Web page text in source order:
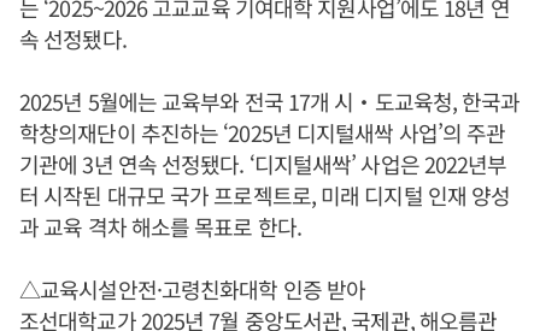
는 ‘2025~2026 고교교육 기여대학 지원사업’에도 18년 연
속 선정됐다.
2025년 5월에는 교육부와 전국 17개 시‧도교육청, 한국과
학창의재단이 추진하는 ‘2025년 디지털새싹 사업’의 주관
기관에 3년 연속 선정됐다. ‘디지털새싹’ 사업은 2022년부
터 시작된 대규모 국가 프로젝트로, 미래 디지털 인재 양성
과 교육 격차 해소를 목표로 한다.
△교육시설안전·고령친화대학 인증 받아
조선대학교가 2025년 7월 중앙도서관, 국제관, 해오름관